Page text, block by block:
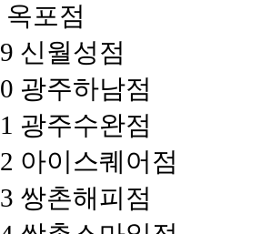
옥포점
신월성점
광주하남점
광주수완점
아이스퀘어점
쌍촌해피점